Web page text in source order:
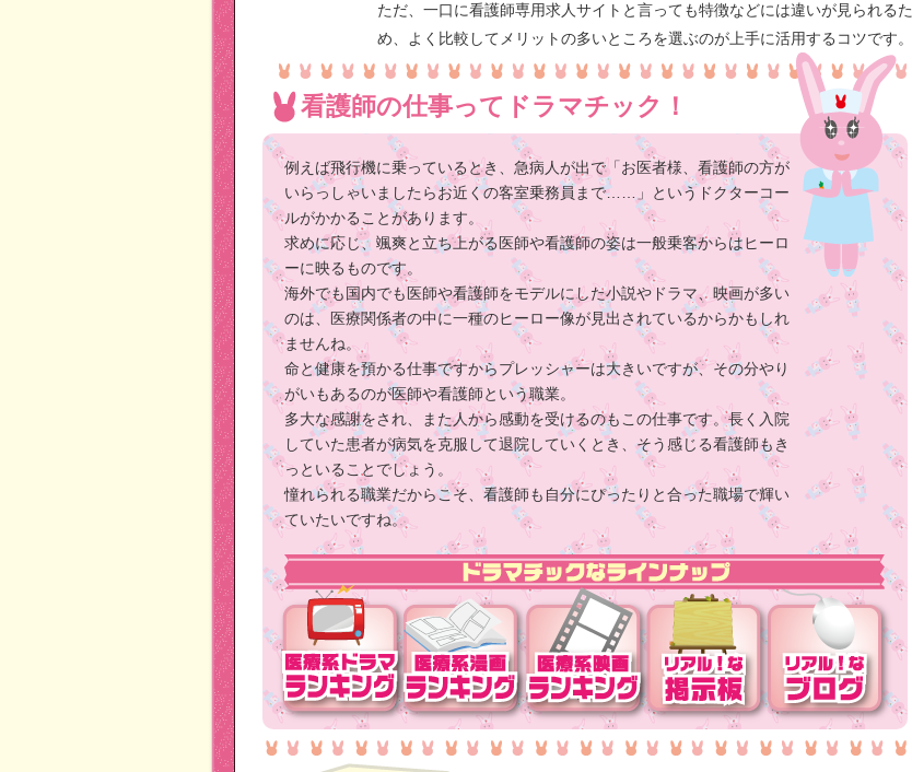
ただ、一口に看護師専用求人サイトと言っても特徴などには違いが見られるた
め、よく比較してメリットの多いところを選ぶのが上手に活用するコツです。
看護師の仕事ってドラマチック！
例えば飛行機に乗っているとき、急病人が出で「お医者様、看護師の方が
いらっしゃいましたらお近くの客室乗務員まで……」というドクターコー
ルがかかることがあります。
求めに応じ、颯爽と立ち上がる医師や看護師の姿は一般乗客からはヒーロ
ーに映るものです。
海外でも国内でも医師や看護師をモデルにした小説やドラマ、映画が多い
のは、医療関係者の中に一種のヒーロー像が見出されているからかもしれ
ませんね。
命と健康を預かる仕事ですからプレッシャーは大きいですが、その分やり
がいもあるのが医師や看護師という職業。
多大な感謝をされ、また人から感動を受けるのもこの仕事です。長く入院
していた患者が病気を克服して退院していくとき、そう感じる看護師もき
っといることでしょう。
憧れられる職業だからこそ、看護師も自分にぴったりと合った職場で輝い
ていたいですね。